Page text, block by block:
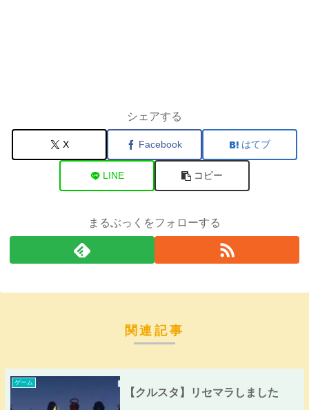
シェアする
X Facebook はてブ
LINE コピー
まるぶっくをフォローする
関連記事
ゲーム
【クルスタ】リセマラしました